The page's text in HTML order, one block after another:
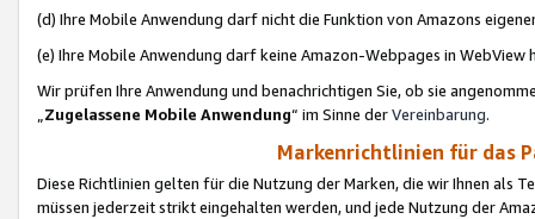
(d) Ihre Mobile Anwendung darf nicht die Funktion von Amazons
(e) Ihre Mobile Anwendung darf keine Amazon-Webpages in WebView
Wir prüfen Ihre Anwendung und benachrichtigen Sie, ob sie
„Zugelassene Mobile Anwendung“ im Sinne derVereinbarung.
Markenrichtlinien für das
Diese Richtlinien gelten für die Nutzung der Marken, die wir Ihnen als
müssen jederzeit strikt eingehalten werden, und jede Nutzung der